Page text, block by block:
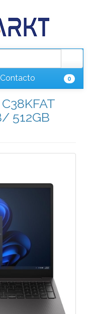
Contacto 0
512GB